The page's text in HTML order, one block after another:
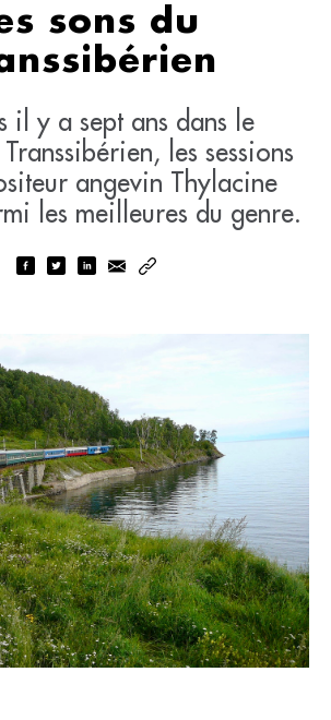
sons du
il y a sept ans dans le
les sessions
angevin Thylacine
les meilleures du genre.